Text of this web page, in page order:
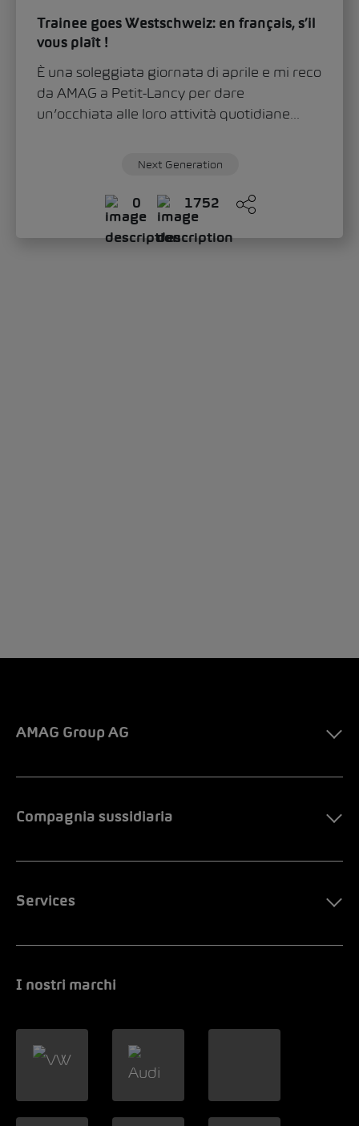
Trainee goes Westschweiz: en français, s’il
vous plaît !
È una soleggiata giornata di aprile e mi reco
da AMAG a Petit-Lancy per dare
un’occhiata alle loro attività quotidiane...
Next Generation
0 1752
AMAG Group AG
Compagnia sussidiaria
Services
I nostri marchi